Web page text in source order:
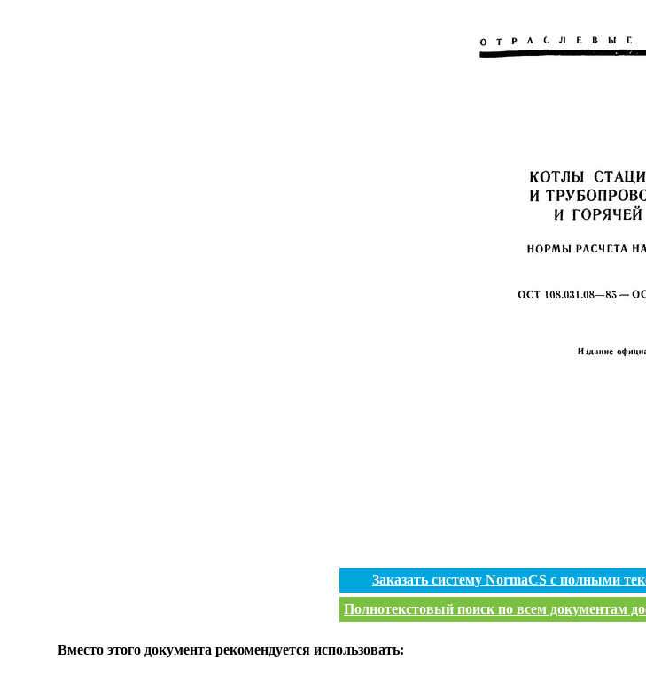
Заказать систему NormaCS с полными
Полнотекстовый поиск по всем документам
Вместо этого документа рекомендуется использовать: